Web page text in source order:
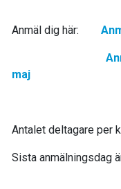
Anmäl dig här:
maj
Antalet deltagare per
Sista anmälningsdag